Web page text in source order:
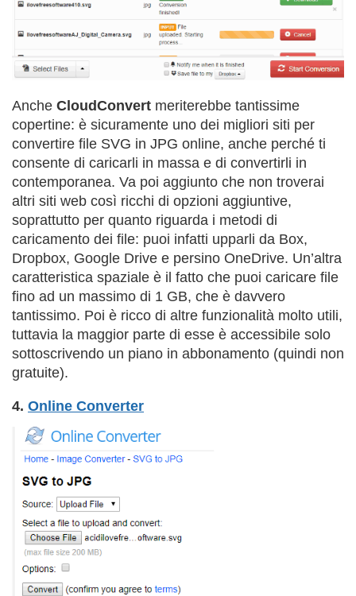
Anche CloudConvert meriterebbe tantissime
copertine: è sicuramente uno dei migliori siti per
convertire file SVG in JPG online, anche perché ti
consente di caricarli in massa e di convertirli in
contemporanea. Va poi aggiunto che non troverai
altri siti web così ricchi di opzioni aggiuntive,
soprattutto per quanto riguarda i metodi di
caricamento dei file: puoi infatti upparli da Box,
Dropbox, Google Drive e persino OneDrive. Un’altra
caratteristica spaziale è il fatto che puoi caricare file
fino ad un massimo di 1 GB, che è davvero
tantissimo. Poi è ricco di altre funzionalità molto utili,
tuttavia la maggior parte di esse è accessibile solo
sottoscrivendo un piano in abbonamento (quindi non
gratuite).
4. Online Converter